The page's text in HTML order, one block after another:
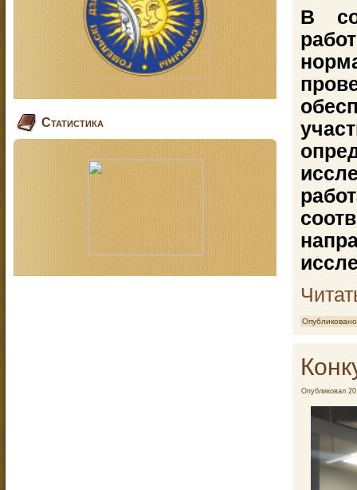
Статистика
В
Опубликовал